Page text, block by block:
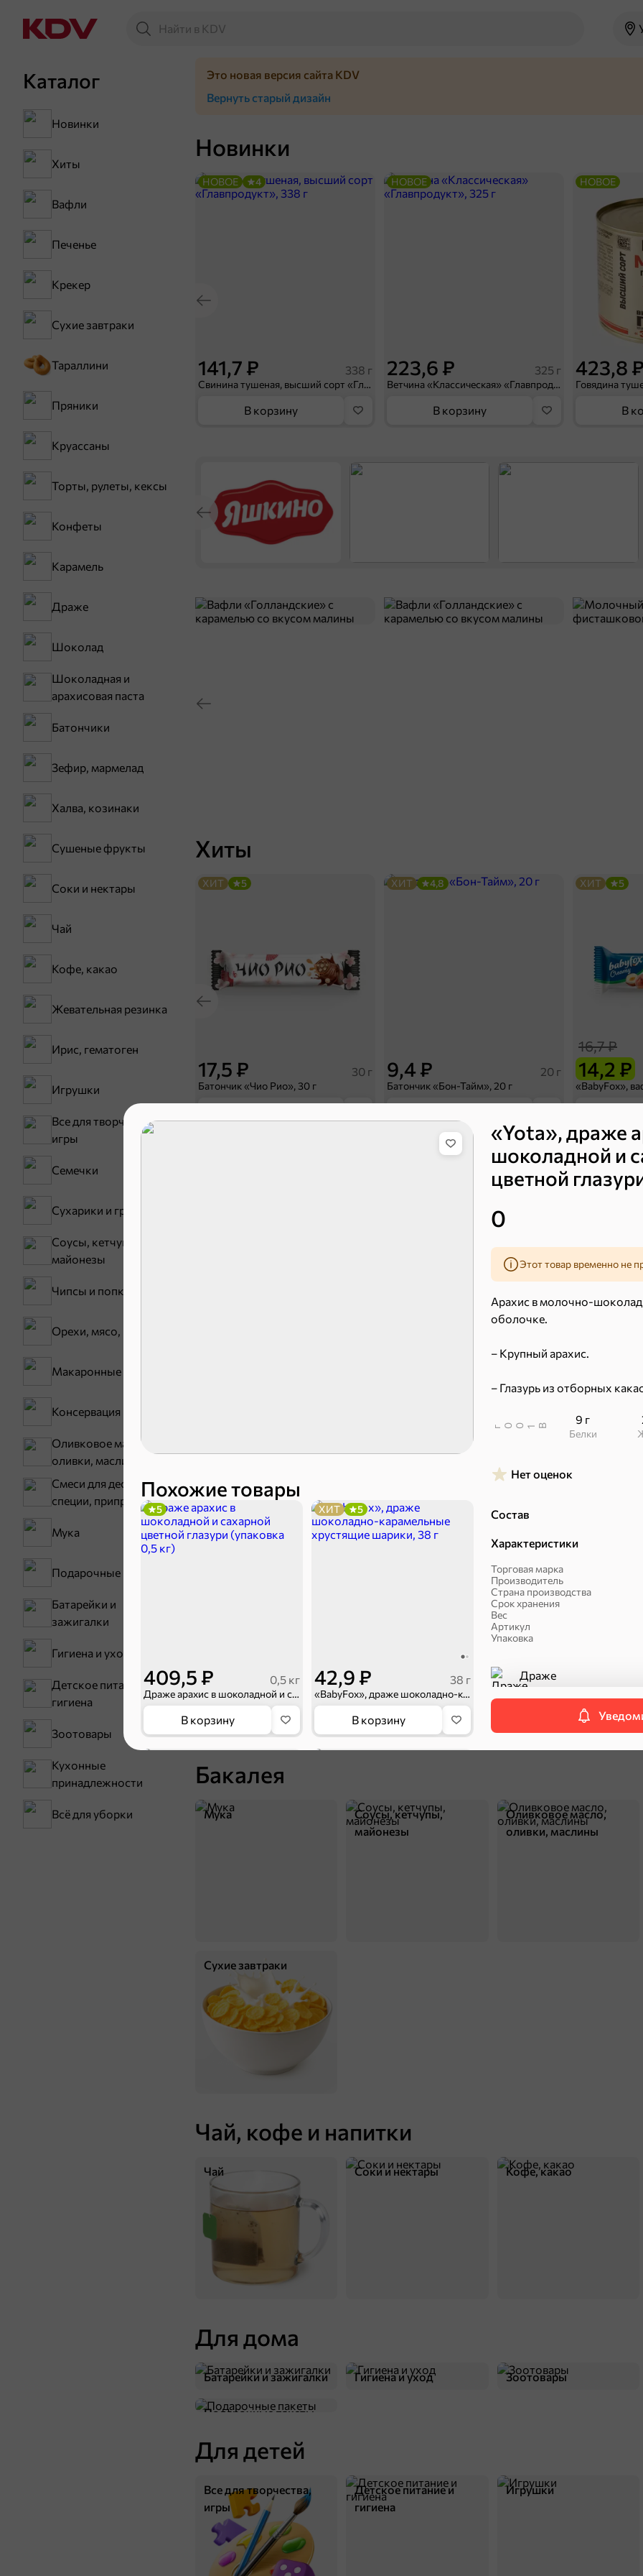
Похожие товары
409,5 ₽ 0,5 кг
Драже арахис в шоколадной и сахарной цветной глазури (упаковка 0,5 кг)
5
В корзину
42,9 ₽ 38 г
«BabyFox», драже шоколадно-карамельные хрустящие шарики, 38 г
ХИТ 5
В корзину
В корзину
40 г
В корзину
38,3 ₽
«Yota», драже
шоколадной и
цветной
0
Этот товар временно не
Арахис в молочно-
оболочке.
– Крупный арахис.
– Глазурь из отборных
В
1 00
г
9 г
Белки
Нет оценок
Состав
Характеристики
Торговая марка
Производитель
Страна производства
Срок хранения
Вес
Артикул
Упаковка
Драже
Категория
Каталог
Новинки
Хиты
Вафли
Печенье
Крекер
Сухие завтраки
Тараллини
Пряники
Круассаны
Торты, рулеты, кексы
Конфеты
Карамель
Драже
Шоколад
Шоколадная и
арахисовая паста
Батончики
Зефир, мармелад
Халва, козинаки
Сушеные фрукты
Соки и нектары
Чай
Кофе, какао
Жевательная резинка
Ирис, гематоген
Игрушки
Все для творчества,
игры
Семечки
Сухарики и гренки
Соусы, кетчупы,
майонезы
Чипсы и попкорн
Орехи, мясо, рыба
Макаронные изделия
Консервация
Оливковое масло,
оливки, маслины
Смеси для десертов,
специи, приправы
Мука
Подарочные пакеты
Батарейки и
зажигалки
Гигиена и уход
Детское питание и
гигиена
Зоотовары
Кухонные
принадлежности
Всё для уборки
Новинки
141,7 ₽ 338 г
Свинина тушеная, высший сорт «Главпродукт», 338 г
НОВОЕ 4
В корзину
223,6 ₽ 325 г
Ветчина «Классическая» «Главпродукт», 325 г
НОВОЕ
В корзину
423,8 ₽
НОВОЕ
В
Хиты
17,5 ₽ 30 г
Батончик «Чио Рио», 30 г
ХИТ 5
9,4 ₽ 20 г
Батончик «Бон-Тайм», 20 г
ХИТ 4,8
16,7 ₽
14,2 ₽
ХИТ 5
Тараллини Халва, козинаки
Орехи, мясо, рыба
Бакалея
Мука
Соусы, кетчупы,
майонезы
Оливковое масло,
оливки, маслины
Сухие завтраки
Чай, кофе и напитки
Чай Соки и нектары Кофе, какао
Для дома
Батарейки и зажигалки Гигиена и уход Зоотовары
Подарочные пакеты
Для детей
Все для творчества,
игры
Детское питание и
гигиена
Игрушки
Это новая версия сайта KDV
Вернуть старый дизайн